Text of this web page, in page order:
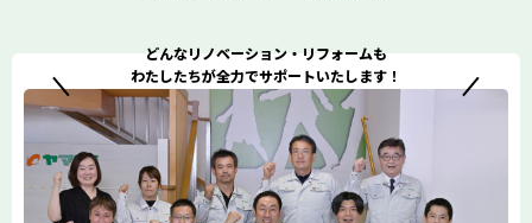
どんなリノベーション・リフォームも
わたしたちが全力でサポートいたします！